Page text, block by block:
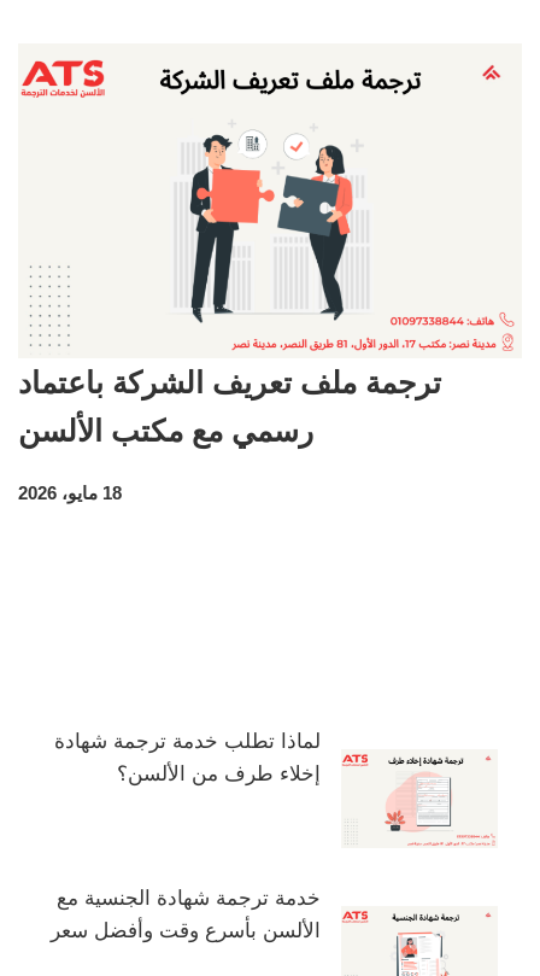
ترجمة ملف تعريف الشركة باعتماد
رسمي مع مكتب الألسن
18 مايو، 2026
لماذا تطلب خدمة ترجمة شهادة
إخلاء طرف من الألسن؟
خدمة ترجمة شهادة الجنسية مع
الألسن بأسرع وقت وأفضل سعر